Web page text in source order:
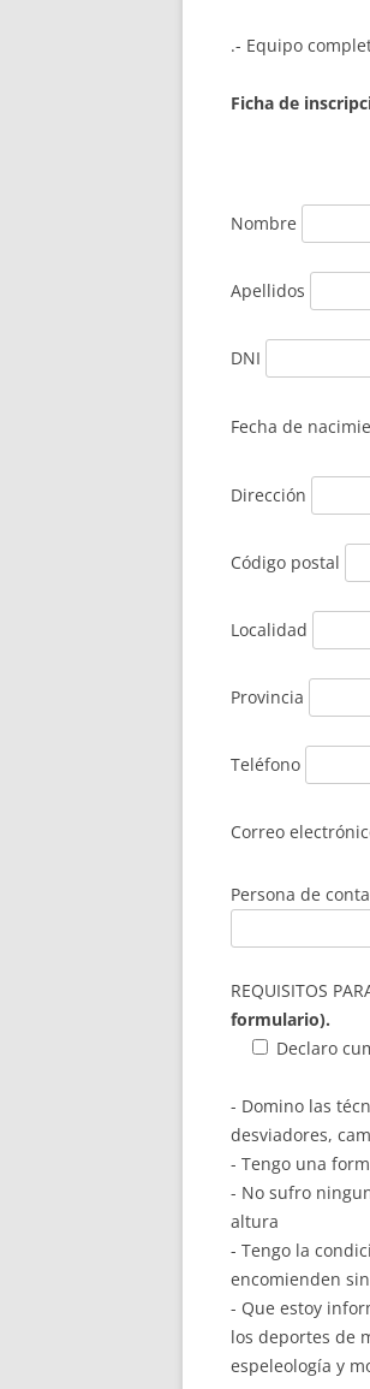
.- Equipo
Ficha de
Nombre
Apellidos
DNI
Fecha de
Dirección
Código postal
Localidad
Provincia
Teléfono
Correo
Persona de
REQUISITOS
formulario).
Declaro
- Domino las
desviadores,
- Tengo una
- No sufro
altura
- Tengo la
encomienden
- Que estoy
los deportes de
espeleología y